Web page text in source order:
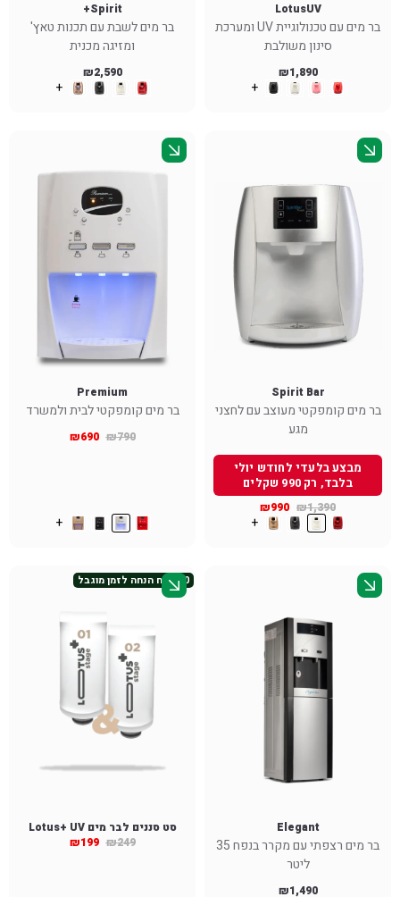
LotusUV
בר מים עם טכנולוגיית UV ומערכת
סינון משולבת
₪1,890
+
Spirit+
בר מים לשבת עם תכנות טאץ'
ומזיגה מכנית
₪2,590
+
Spirit Bar
בר מים קומפקטי מעוצב עם לחצני
מגע
מבצע בלעדי לחודש יולי
בלבד, רק 990 שקלים
₪1,390
₪990
+
Premium
בר מים קומפקטי לבית ולמשרד
₪790
₪690
+
Elegant
בר מים רצפתי עם מקרר בנפח 35
ליטר
₪1,490
50 ש״ח הנחה לזמן מוגבל
סט סננים לבר מים Lotus+ UV
₪249
₪199